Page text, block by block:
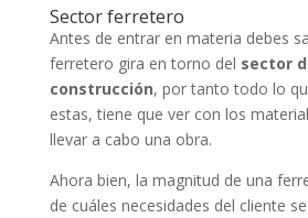
Sector ferretero
Antes de entrar en materia debes
ferretero gira en torno del sector
construcción, por tanto todo lo
estas, tiene que ver con los
llevar a cabo una obra.
Ahora bien, la magnitud de una
de cuáles necesidades del cliente